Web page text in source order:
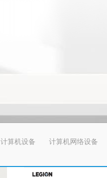
计算机设备 计算机网络设备